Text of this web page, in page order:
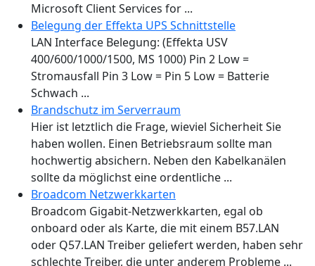
Microsoft Client Services for ...
Belegung der Effekta UPS Schnittstelle
LAN Interface Belegung: (Effekta USV
400/600/1000/1500, MS 1000) Pin 2 Low =
Stromausfall Pin 3 Low = Pin 5 Low = Batterie
Schwach ...
Brandschutz im Serverraum
Hier ist letztlich die Frage, wieviel Sicherheit Sie
haben wollen. Einen Betriebsraum sollte man
hochwertig absichern. Neben den Kabelkanälen
sollte da möglichst eine ordentliche ...
Broadcom Netzwerkkarten
Broadcom Gigabit-Netzwerkkarten, egal ob
onboard oder als Karte, die mit einem B57.LAN
oder Q57.LAN Treiber geliefert werden, haben sehr
schlechte Treiber, die unter anderem Probleme ...